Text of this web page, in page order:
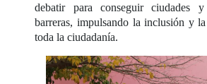
debatir para conseguir ciudades
barreras, impulsando la inclusión y
toda la ciudadanía.